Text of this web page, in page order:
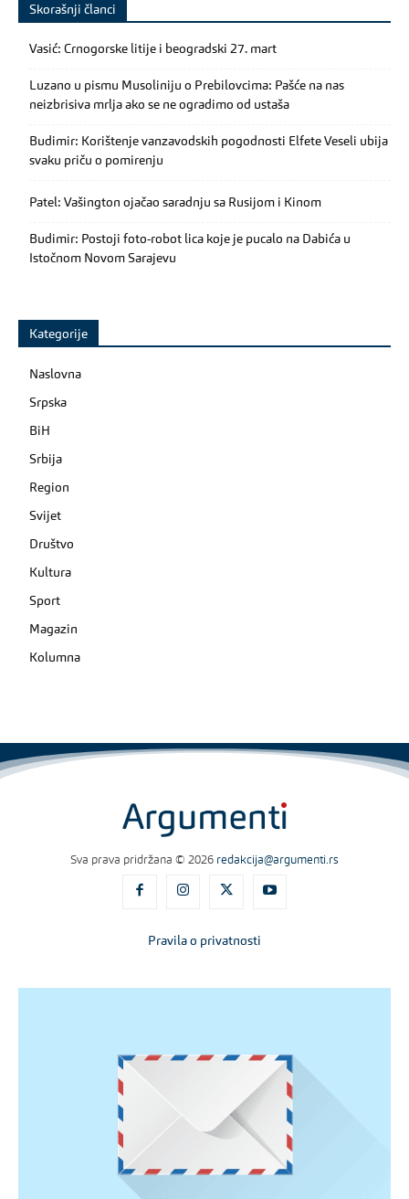
Skorašnji članci
Vasić: Crnogorske litije i beogradski 27. mart
Luzano u pismu Musoliniju o Prebilovcima: Pašće na nas
neizbrisiva mrlja ako se ne ogradimo od ustaša
Budimir: Korištenje vanzavodskih pogodnosti Elfete Veseli ubija
svaku priču o pomirenju
Patel: Vašington ojačao saradnju sa Rusijom i Kinom
Budimir: Postoji foto-robot lica koje je pucalo na Dabića u
Istočnom Novom Sarajevu
Kategorije
Naslovna
Srpska
BiH
Srbija
Region
Svijet
Društvo
Kultura
Sport
Magazin
Kolumna
Sva prava pridržana © 2026 redakcija@argumenti.rs
Pravila o privatnosti